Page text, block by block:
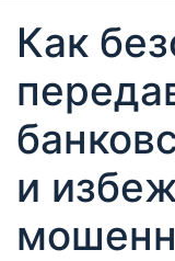
Как
и